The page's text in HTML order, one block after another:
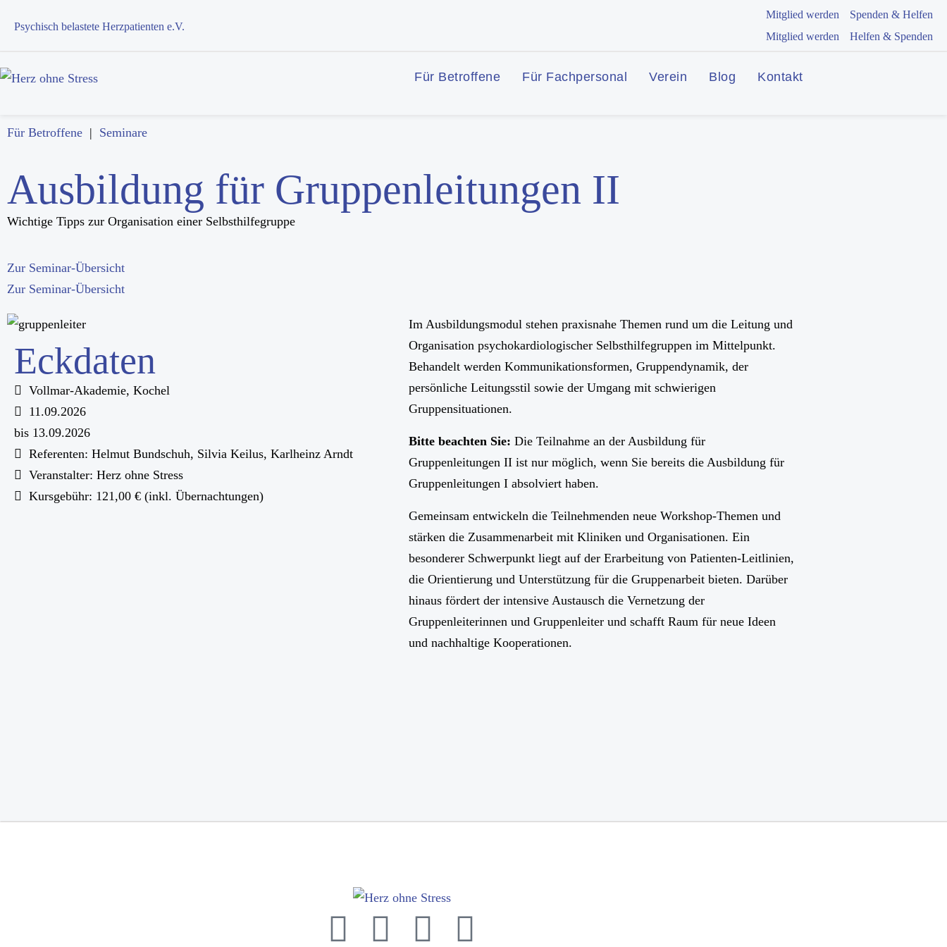
Psychisch belastete Herzpatienten e.V.
Mitglied werden
Mitglied werden
Spenden & Helfen
Helfen & Spenden
Für Betroffene Für Fachpersonal Verein Blog Kontakt
Für Betroffene | Seminare
Ausbildung für Gruppenleitungen II
Wichtige Tipps zur Organisation einer Selbsthilfegruppe
Zur Seminar-Übersicht
Zur Seminar-Übersicht
Eckdaten
Vollmar-Akademie, Kochel
11.09.2026
bis 13.09.2026
Referenten: Helmut Bundschuh, Silvia Keilus, Karlheinz Arndt
Veranstalter: Herz ohne Stress
Kursgebühr: 121,00 € (inkl. Übernachtungen)
Im Ausbildungsmodul stehen praxisnahe Themen rund um die Leitung und
Organisation psychokardiologischer Selbsthilfegruppen im Mittelpunkt.
Behandelt werden Kommunikationsformen, Gruppendynamik, der
persönliche Leitungsstil sowie der Umgang mit schwierigen
Gruppensituationen.
Bitte beachten Sie: Die Teilnahme an der Ausbildung für
Gruppenleitungen II ist nur möglich, wenn Sie bereits die Ausbildung für
Gruppenleitungen I absolviert haben.
Gemeinsam entwickeln die Teilnehmenden neue Workshop-Themen und
stärken die Zusammenarbeit mit Kliniken und Organisationen. Ein
besonderer Schwerpunkt liegt auf der Erarbeitung von Patienten-Leitlinien,
die Orientierung und Unterstützung für die Gruppenarbeit bieten. Darüber
hinaus fördert der intensive Austausch die Vernetzung der
Gruppenleiterinnen und Gruppenleiter und schafft Raum für neue Ideen
und nachhaltige Kooperationen.